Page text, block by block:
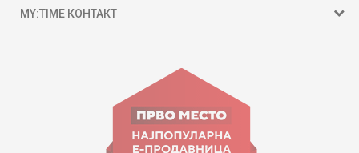
MY:TIME КОНТАКТ
ул. Гоце Николовски бр.74 Скопје
contact@mytime.mk
Работно време: